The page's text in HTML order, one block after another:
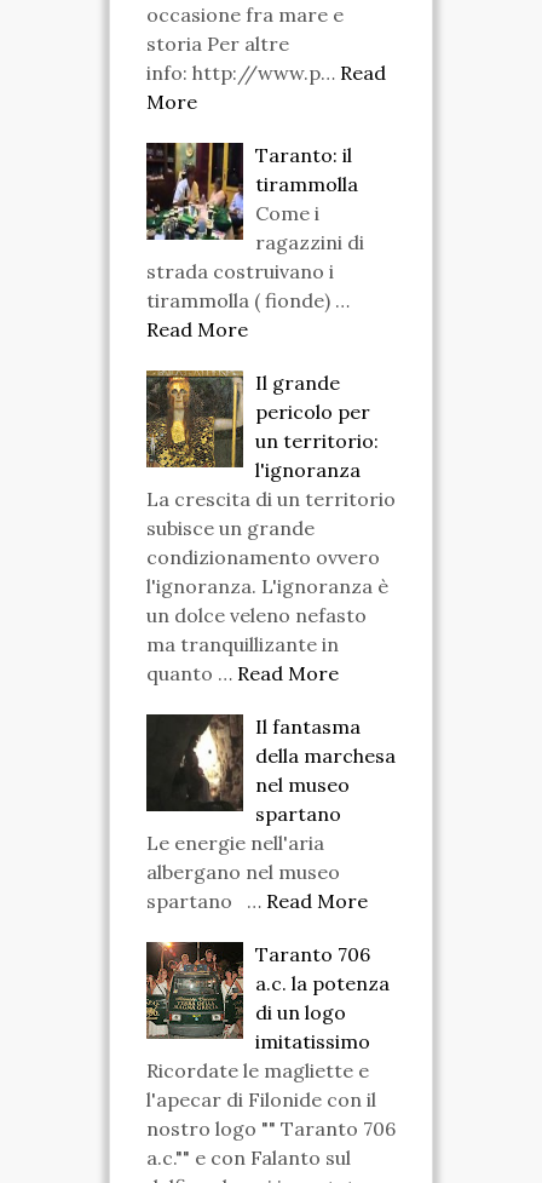
occasione fra mare e
storia Per altre
info: http://www.p… Read
More
Taranto: il
tirammolla
Come i
ragazzini di
strada costruivano i
tirammolla ( fionde) …
Read More
Il grande
pericolo per
un territorio:
l'ignoranza
La crescita di un territorio
subisce un grande
condizionamento ovvero
l'ignoranza. L'ignoranza è
un dolce veleno nefasto
ma tranquillizante in
quanto … Read More
Il fantasma
della marchesa
nel museo
spartano
Le energie nell'aria
albergano nel museo
spartano … Read More
Taranto 706
a.c. la potenza
di un logo
imitatissimo
Ricordate le magliette e
l'apecar di Filonide con il
nostro logo "" Taranto 706
a.c."" e con Falanto sul